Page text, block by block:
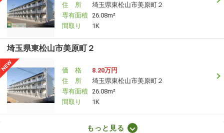
住 所
埼玉県東松山市美原町２
専有面積 26.08m²
間取り
1K
埼玉県東松山市美原町２
価 格
8.20万円
住 所
埼玉県東松山市美原町２
専有面積 26.08m²
間取り
1K
埼玉県川口市南鳩ヶ谷５丁目
もっと見る